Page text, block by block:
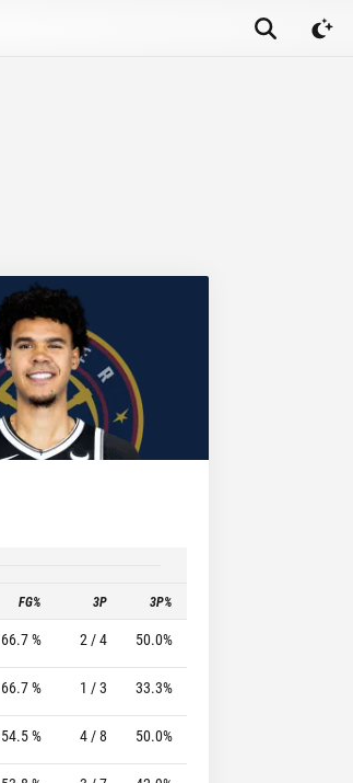
FG% 3P 3P%
66.7 % 2 / 4 50.0%
66.7 % 1 / 3 33.3%
54.5 % 4 / 8 50.0%